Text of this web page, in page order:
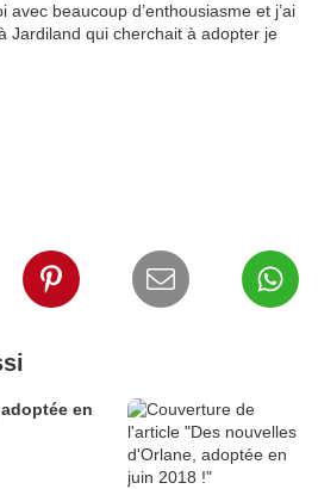
beaucoup d’enthousiasme et j’ai
Jardiland qui cherchait à adopter je
en